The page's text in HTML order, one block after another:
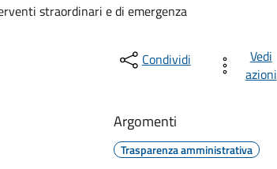
straordinari e di emergenza
Condividi
Vedi
azioni
Argomenti
Trasparenza amministrativa